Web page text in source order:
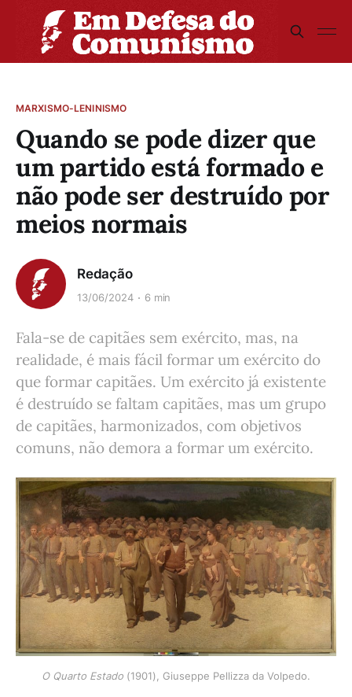
MARXISMO-LENINISMO
Quando se pode dizer que
um partido está formado e
não pode ser destruído por
meios normais
Redação
13/06/2024 6 min
Fala-se de capitães sem exército, mas, na
realidade, é mais fácil formar um exército do
que formar capitães. Um exército já existente
é destruído se faltam capitães, mas um grupo
de capitães, harmonizados, com objetivos
comuns, não demora a formar um exército.
O Quarto Estado (1901), Giuseppe Pellizza da Volpedo.